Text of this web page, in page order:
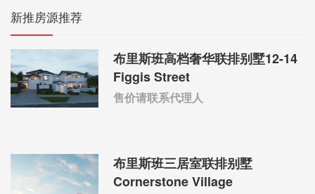
新推房源推荐
布里斯班高档奢华联排别墅12-14
Figgis Street
售价请联系代理人
布里斯班三居室联排别墅
Cornerstone Village